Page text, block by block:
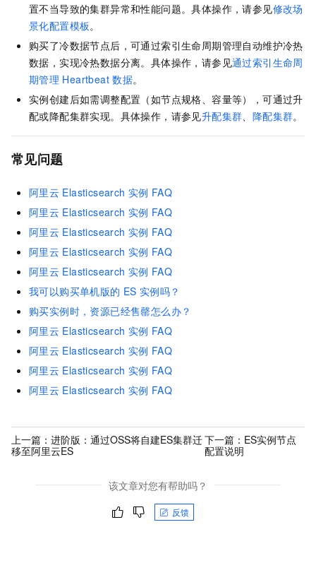
置不当导致的集群异常和性能问题。具体操作，请参见修改场
景化配置模板。
购买了冷数据节点后，可通过索引生命周期管理自动维护冷热
数据，实现冷热数据分离。具体操作，请参见通过索引生命周
期管理 Heartbeat 数据。
实例创建后如需调整配置（如节点规格、容量等），可通过升
配或降配集群实现。具体操作，请参见升配集群、 降配集群。
常见问题
阿里云 Elasticsearch 实例 FAQ
阿里云 Elasticsearch 实例 FAQ
阿里云 Elasticsearch 实例 FAQ
阿里云 Elasticsearch 实例 FAQ
阿里云 Elasticsearch 实例 FAQ
我可以购买单机版的 ES 实例吗？
购买实例时，资源已经售罄怎么办？
阿里云 Elasticsearch 实例 FAQ
阿里云 Elasticsearch 实例 FAQ
阿里云 Elasticsearch 实例 FAQ
阿里云 Elasticsearch 实例 FAQ
上一篇： 进阶版：通过OSS将自建ES集群迁
移至阿里云ES
下一篇： ES实例节点
配置说明
该文章对您有帮助吗？
反馈